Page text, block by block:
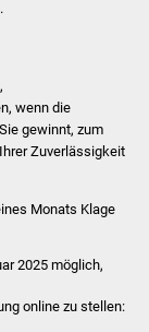
für
wenn die
gewinnt, zum
Zuverlässigkeit
Monats Klage
2025 möglich,
online zu stellen: